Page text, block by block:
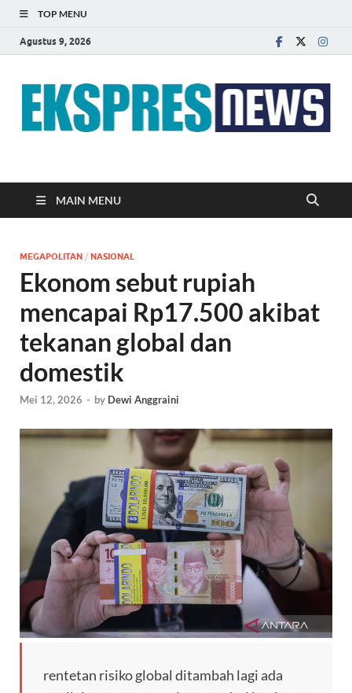
TOP MENU
Agustus 9, 2026
EKSPRES NEWS
MAIN MENU
MEGAPOLITAN / NASIONAL
Ekonom sebut rupiah
mencapai Rp17.500 akibat
tekanan global dan
domestik
Mei 12, 2026 - by Dewi Anggraini
rentetan risiko global ditambah lagi ada